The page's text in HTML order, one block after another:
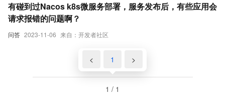
问答 2023-11-06 来自：开发者社区
有碰到过Nacos k8s微服务部署，服务发布后，有些应用会
请求报错的问题啊？
< 1 >
1 / 1